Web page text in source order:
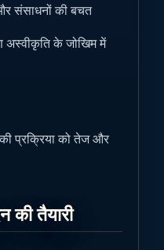
संसाधनों की बचत
अस्वीकृति के जोखिम में
प्रक्रिया को तेज और
की तैयारी